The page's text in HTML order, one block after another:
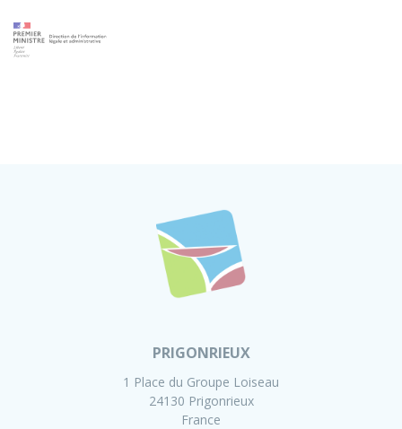
PRIGONRIEUX
1 Place du Groupe Loiseau
24130 Prigonrieux
France